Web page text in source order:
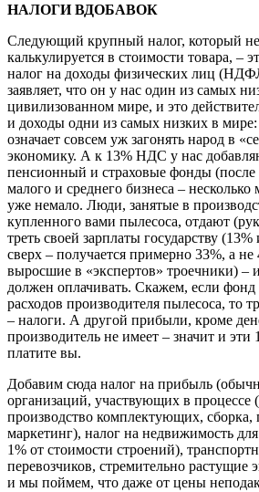
НАЛОГИ ВДОБАВОК
Следующий крупный налог, который
калькулируется в стоимости товара, –
налог на доходы физических лиц
заявляет, что он у нас один из самых
цивилизованном мире, и это
и доходы одни из самых низких в
означает совсем уж загонять народ в
экономику. А к 13% НДС у нас
пенсионный и страховые фонды
малого и среднего бизнеса –
уже немало. Люди, занятые в
купленного вами пылесоса, отдают
треть своей зарплаты государству
сверх – получается примерно 33%, а не
выросшие в «экспертов» троечники) –
должен оплачивать. Скажем, если фонд
расходов производителя пылесоса, то
– налоги. А другой прибыли, кроме
производитель не имеет – значит и эти
платите вы.
Добавим сюда налог на прибыль
организаций, участвующих в процессе
производство комплектующих, сборка,
маркетинг), налог на недвижимость
1% от стоимости строений),
перевозчиков, стремительно растущие
и мы поймем, что даже от цены